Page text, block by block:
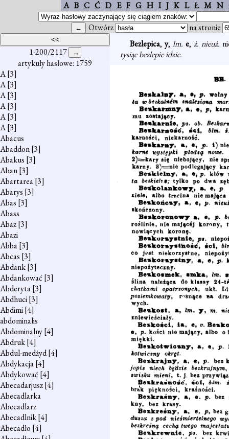
A B C Ć D E F G H I J K L Ł M N
Otwórz na stronie
1-200/2117
artykuły hasłowe: 1759
A[3]
A[3]
A[3]
A[3]
A[3]
A[3]
Abacus
Abaddon[3]
Abakus [3]
Aban[3]
Abartarea[3]
Abarys [3]
Abas [3]
Abass
Abaz[3]
Abazi
Abba[3]
Abcas [3]
Abdank[3]
Abdankować [3]
Abderyta[3]
Abdhuci[3]
Abdimi[4]
abdominalis
Abdominalny[4]
Abdruk[4]
Abdul-medżyd[4]
Abdykacja[4]
Abdykować [4]
Abecadarjusz[4]
Abecadlarka
Abecadlarz
Abecadlnik[4]
Abecadło [4]
Bezlepica, y, lm. e, ż. nieuż.
tysiąc bezlepic idzie.